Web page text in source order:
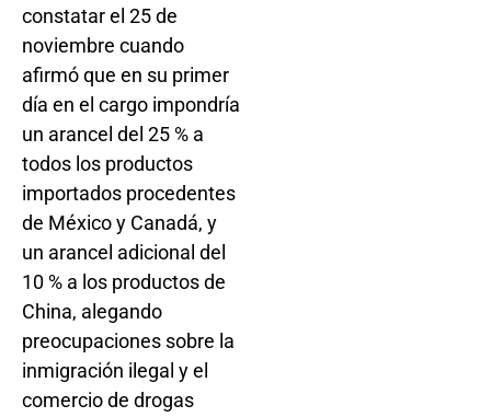
constatar el 25 de
noviembre cuando
afirmó que en su primer
día en el cargo impondría
un arancel del 25 % a
todos los productos
importados procedentes
de México y Canadá, y
un arancel adicional del
10 % a los productos de
China, alegando
preocupaciones sobre la
inmigración ilegal y el
comercio de drogas